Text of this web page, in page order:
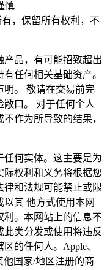
慎
，保留所有权利，不
产品，有可能招致超出
任何相关基础资产。
明。 敬请在交易前完
口。 对于任何个人
作为所导致的结果，
何实体。这主要是为
际权利和义务将根据您
和法规可能禁止或限
其 他方式使用本网
利。本网站上的信息不
类分发或使用将违反
的任何人。Apple、
他国家/地区注册的商